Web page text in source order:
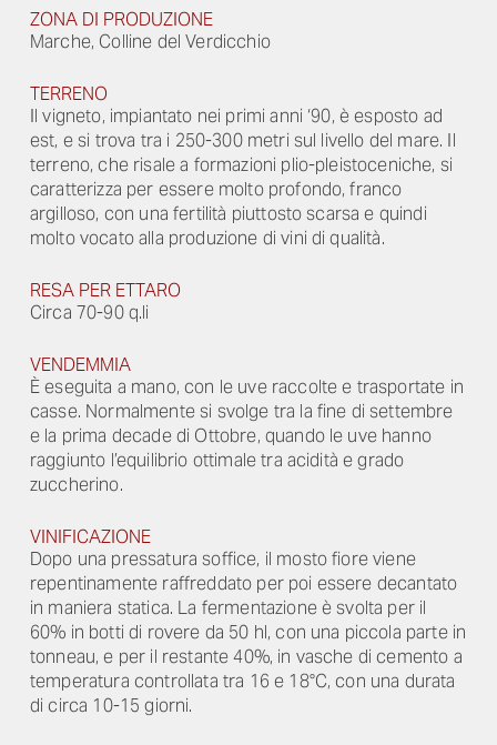
ZONA DI PRODUZIONE
Marche, Colline del Verdicchio
TERRENO
Il vigneto, impiantato nei primi anni ‘90, è esposto ad
est, e si trova tra i 250-300 metri sul livello del mare. Il
terreno, che risale a formazioni plio-pleistoceniche, si
caratterizza per essere molto profondo, franco
argilloso, con una fertilità piuttosto scarsa e quindi
molto vocato alla produzione di vini di qualità.
RESA PER ETTARO
Circa 70-90 q.li
VENDEMMIA
È eseguita a mano, con le uve raccolte e trasportate in
casse. Normalmente si svolge tra la fine di settembre
e la prima decade di Ottobre, quando le uve hanno
raggiunto l’equilibrio ottimale tra acidità e grado
zuccherino.
VINIFICAZIONE
Dopo una pressatura soffice, il mosto fiore viene
repentinamente raffreddato per poi essere decantato
in maniera statica. La fermentazione è svolta per il
60% in botti di rovere da 50 hl, con una piccola parte in
tonneau, e per il restante 40%, in vasche di cemento a
temperatura controllata tra 16 e 18°C, con una durata
di circa 10-15 giorni.